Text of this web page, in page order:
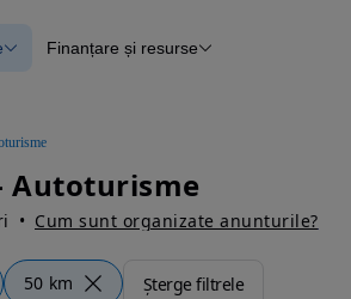
verificate
Finanțare și resurse
Autoturisme
Cum sunt organizate anunturile?
50 km Șterge filtrele